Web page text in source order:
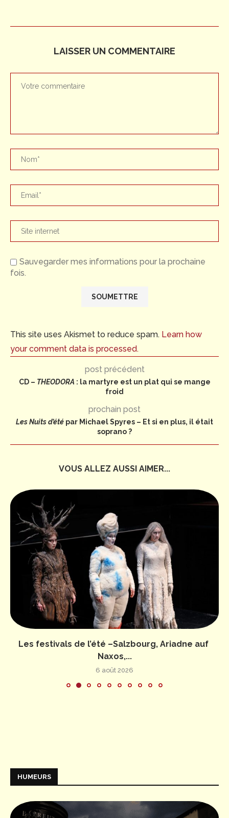
LAISSER UN COMMENTAIRE
Sauvegarder mes informations pour la prochaine
fois.
This site uses Akismet to reduce spam. Learn how
your comment data is processed.
post précédent
CD – THEODORA : la martyre est un plat qui se mange
froid
prochain post
Les Nuits d’été par Michael Spyres – Et si en plus, il était
soprano ?
VOUS ALLEZ AUSSI AIMER...
Les festivals de l’été –Salzbourg, Ariadne auf
Naxos,...
6 août 2026
HUMEURS